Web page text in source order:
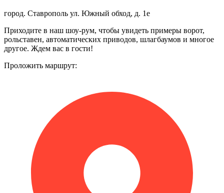
город. Ставрополь ул. Южный обход, д. 1е
Приходите в наш шоу-рум, чтобы увидеть примеры ворот,
рольставен, автоматических приводов, шлагбаумов и многое
другое. Ждем вас в гости!
Проложить маршрут: